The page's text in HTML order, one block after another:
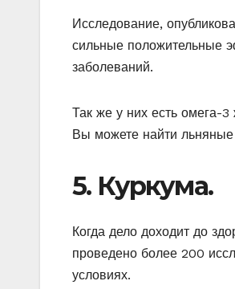
Исследование,
сильные положительные
заболеваний.
Так же у них есть омега-
Вы можете найти льняные
5. Куркума.
Когда дело доходит до
проведено более 200
условиях.